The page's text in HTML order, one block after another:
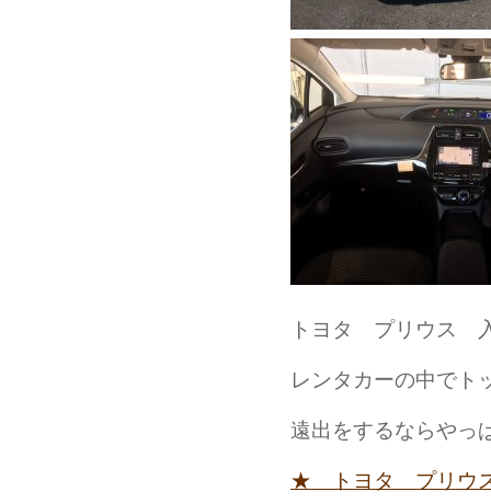
トヨタ プリウス
レンタカーの中でト
遠出をするならやっ
★ トヨタ プリ